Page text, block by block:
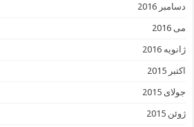
دسامبر 2016
می 2016
ژانویه 2016
اکتبر 2015
جولای 2015
ژوئن 2015